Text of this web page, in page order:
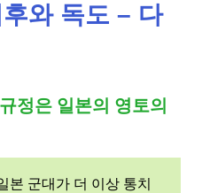
와 독도 – 다
정은 일본의 영토의
본 군대가 더 이상 통치